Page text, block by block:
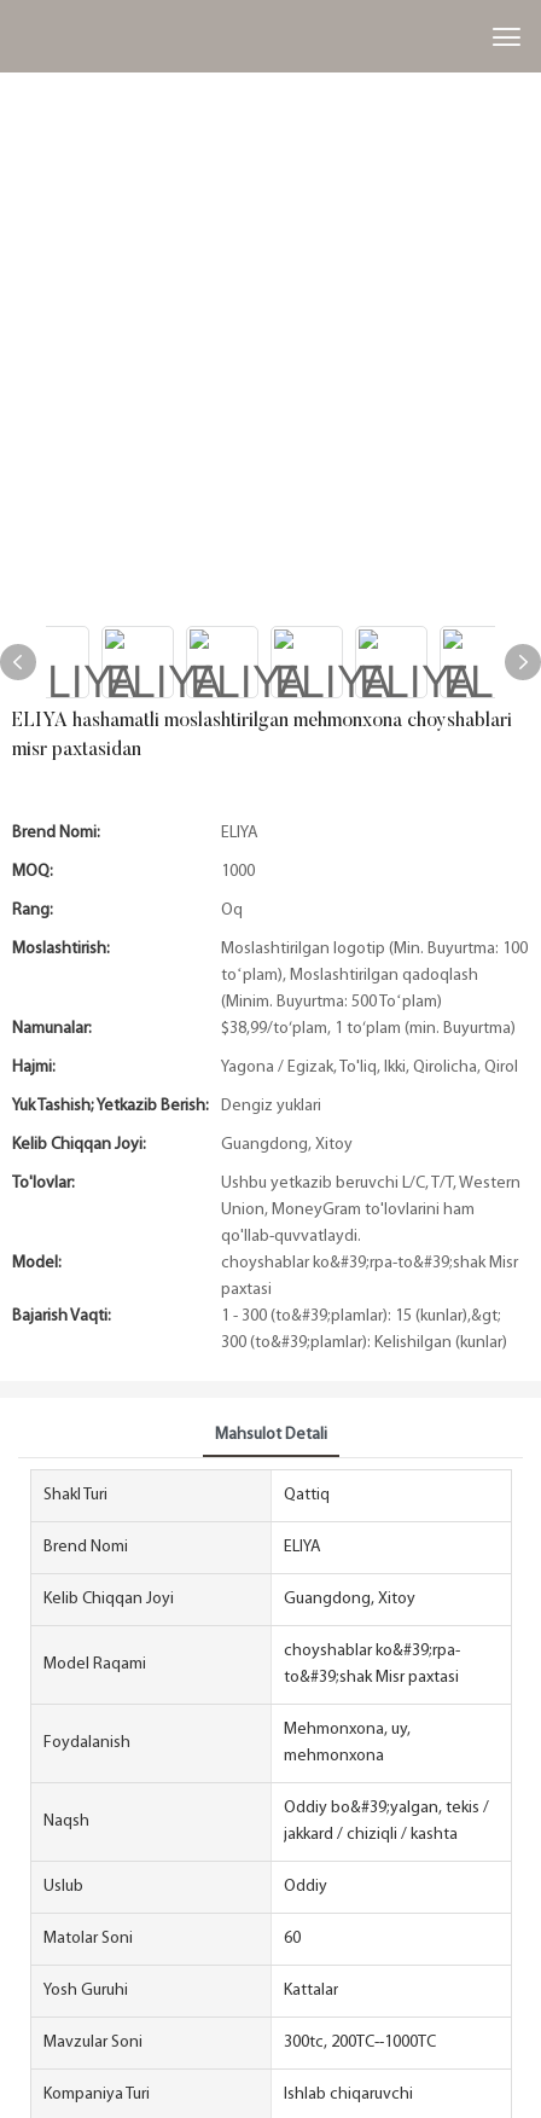
ELIYA hashamatli moslashtirilgan mehmonxona choyshablari
misr paxtasidan
Brend Nomi: ELIYA
MOQ: 1000
Rang: Oq
Moslashtirish:
Moslashtirilgan logotip (Min. Buyurtma: 100
toʻplam), Moslashtirilgan qadoqlash
(Minim. Buyurtma: 500 Toʻplam)
Namunalar:
$38,99/to‘plam, 1 to‘plam (min. Buyurtma)
Hajmi: Yagona / Egizak, To'liq, Ikki, Qirolicha, Qirol
Yuk Tashish; Yetkazib Berish: Dengiz yuklari
Kelib Chiqqan Joyi: Guangdong, Xitoy
To'lovlar:
Ushbu yetkazib beruvchi L/C, T/T, Western
Union, MoneyGram to'lovlarini ham
qo'llab-quvvatlaydi.
Model:
choyshablar ko&#39;rpa-to&#39;shak Misr
paxtasi
Bajarish Vaqti:
1 - 300 (to&#39;plamlar): 15 (kunlar),&gt;
300 (to&#39;plamlar): Kelishilgan (kunlar)
Mahsulot Detali
Shakl Turi Qattiq
Brend Nomi ELIYA
Kelib Chiqqan Joyi Guangdong, Xitoy
Model Raqami
choyshablar ko&#39;rpa-
to&#39;shak Misr paxtasi
Foydalanish
Mehmonxona, uy,
mehmonxona
Naqsh
Oddiy bo&#39;yalgan, tekis /
jakkard / chiziqli / kashta
Uslub Oddiy
Matolar Soni 60
Yosh Guruhi Kattalar
Mavzular Soni 300tc, 200TC--1000TC
Kompaniya Turi Ishlab chiqaruvchi